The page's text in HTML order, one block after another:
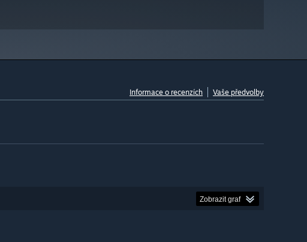
Informace o recenzích Vaše předvolby
Zobrazit graf